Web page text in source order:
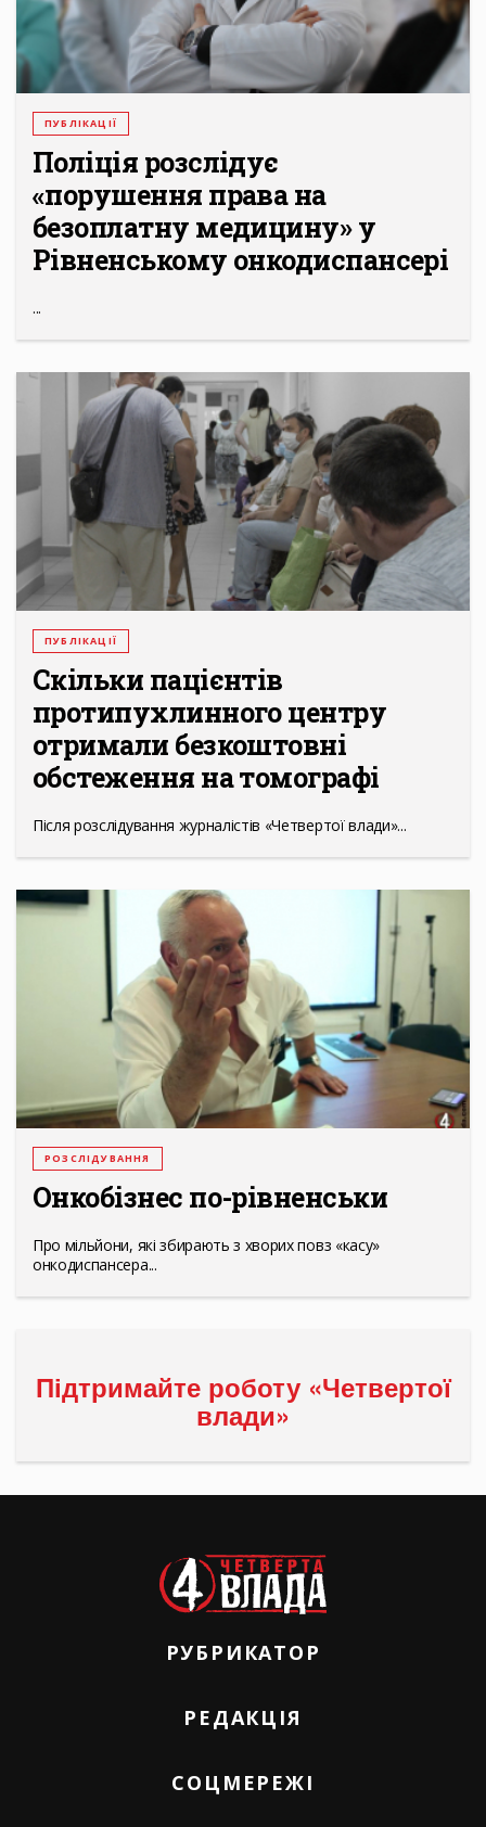
ПУБЛІКАЦІЇ
Поліція розслідує
«порушення права на
безоплатну медицину» у
Рівненському онкодиспансері
...
ПУБЛІКАЦІЇ
Скільки пацієнтів
протипухлинного центру
отримали безкоштовні
обстеження на томографі
Після розслідування журналістів «Четвертої влади»...
РОЗСЛІДУВАННЯ
Онкобізнес по-рівненськи
Про мільйони, які збирають з хворих повз «касу»
онкодиспансера...
Підтримайте роботу «Четвертої
влади»
РУБРИКАТОР
РЕДАКЦІЯ
СОЦМЕРЕЖІ